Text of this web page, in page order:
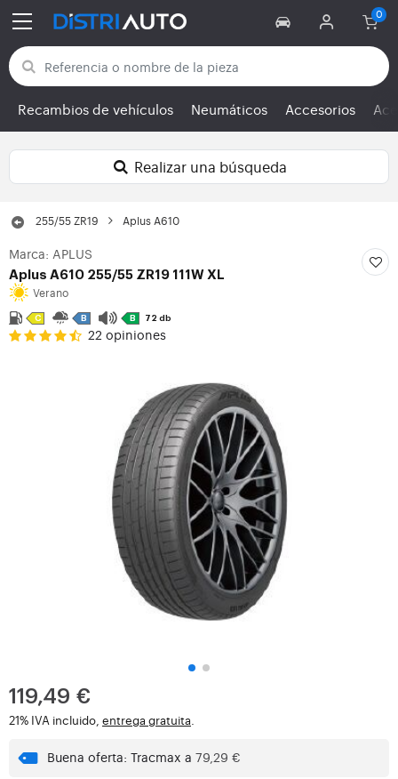
Volver a las categorías
Recambios de vehículos Neumáticos Accesorios
Realizar una búsqueda
255/55 ZR19 Aplus A610
Marca: APLUS
Aplus A610 255/55 ZR19 111W XL
Verano
C B B 72 db
22 opiniones
119,49 €
21% IVA incluido, entrega gratuita
Buena oferta: Tracmax a 79,29 €